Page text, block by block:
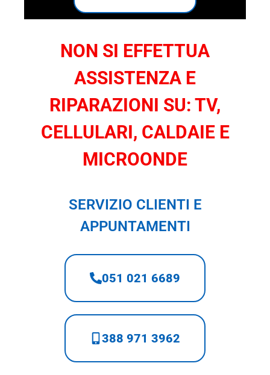
NON SI EFFETTUA
ASSISTENZA E
RIPARAZIONI SU: TV,
CELLULARI, CALDAIE E
MICROONDE
SERVIZIO CLIENTI E
APPUNTAMENTI
051 021 6689
388 971 3962